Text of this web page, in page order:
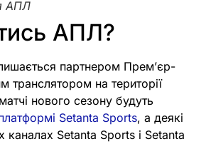
АПЛ
АПЛ?
партнером Премʼєр-
транслятором на території
нового сезону будуть
Setanta Sports, а деякі
каналах Setanta Sports і Setanta